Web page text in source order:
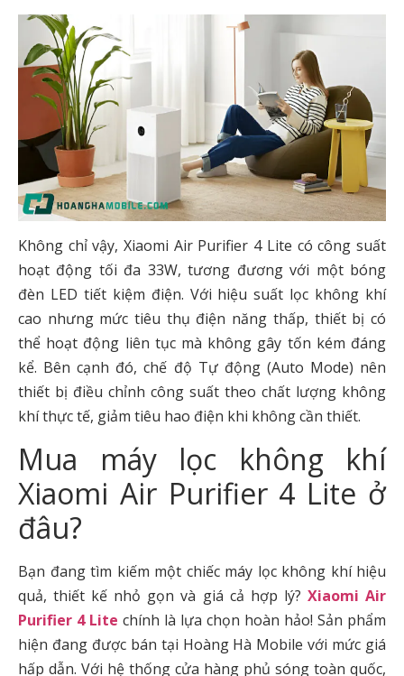
Không chỉ vậy, Xiaomi Air Purifier 4 Lite có công suất
hoạt động tối đa 33W, tương đương với một bóng
đèn LED tiết kiệm điện. Với hiệu suất lọc không khí
cao nhưng mức tiêu thụ điện năng thấp, thiết bị có
thể hoạt động liên tục mà không gây tốn kém đáng
kể. Bên cạnh đó, chế độ Tự động (Auto Mode) nên
thiết bị điều chỉnh công suất theo chất lượng không
khí thực tế, giảm tiêu hao điện khi không cần thiết.
Mua máy lọc không khí
Xiaomi Air Purifier 4 Lite ở
đâu?
Bạn đang tìm kiếm một chiếc máy lọc không khí hiệu
quả, thiết kế nhỏ gọn và giá cả hợp lý? Xiaomi Air
Purifier 4 Lite chính là lựa chọn hoàn hảo! Sản phẩm
hiện đang được bán tại Hoàng Hà Mobile với mức giá
hấp dẫn. Với hệ thống cửa hàng phủ sóng toàn quốc,